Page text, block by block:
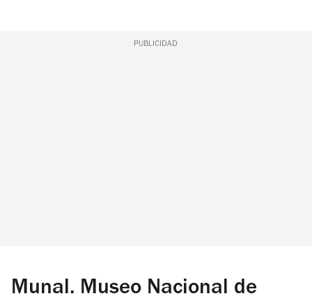
PUBLICIDAD
Munal. Museo Nacional de